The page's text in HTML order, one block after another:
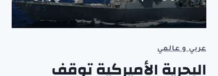
عربي و عالمي
البحرية الأميركية توقف